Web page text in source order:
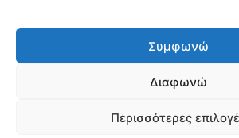
Συμφωνώ
Διαφωνώ
Περισσότερες
byVNG